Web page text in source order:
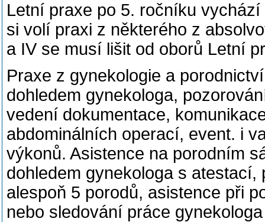
Letní praxe po 5. ročníku
si volí praxi z některého z
a IV se musí lišit od oborů Letní
Praxe z gynekologie a
dohledem gynekologa,
vedení dokumentace,
abdominálních operací, event. i
výkonů. Asistence na porodním
dohledem gynekologa s
alespoň 5 porodů, asistence při
nebo sledování práce